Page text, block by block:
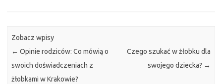
Zobacz wpisy
← Opinie rodziców: Co mówią o
swoich doświadczeniach z
żłobkami w Krakowie?
Czego szukać w żłobku dla
swojego dziecka? →